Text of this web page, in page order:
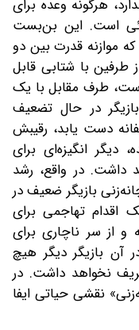
هرگونه وعده برای
است. این بن‌بست
موازنه قدرت بین دو
طرفین با شتابی قابل
طرف مقابل با یک
در حال تضعیف
دست یابد، رقیبش
دیگر انگیزه‌ای برای
داشت. در واقع، رشد
بازیگر ضعیف در
اقدام تهاجمی برای
از سر ناچاری برای
آن بازیگر دیگر هیچ
نخواهد داشت. در
نقشی حیاتی ایفا